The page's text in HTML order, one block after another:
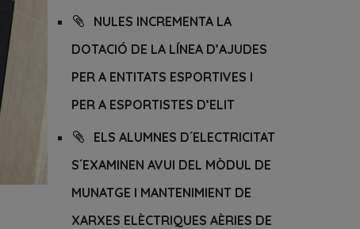
NULES INCREMENTA LA
DOTACIÓ DE LA LÍNEA D’AJUDES
PER A ENTITATS ESPORTIVES I
PER A ESPORTISTES D’ELIT
ELS ALUMNES D´ELECTRICITAT
S´EXAMINEN AVUI DEL MÒDUL DE
MUNATGE I MANTENIMIENT DE
XARXES ELÈCTRIQUES AÈRIES DE